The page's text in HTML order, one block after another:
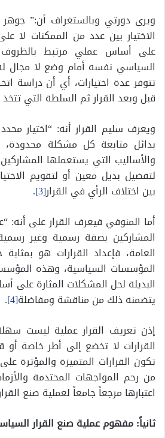
ويرى دورتي وبالستغراف أن:” جوهر
الاختيار بين عدد من الممكنات لا
على أساس عملي مرتبط بالظروف
السياسي نفسه أمام وضع لا مجال له
تتوفر عدة اختيارات، أي أن دراسة
قبل وبعد القرار ثم السلطة التي تتخذ
ويعرف سليم القرار أنه: “اختيار
بدائل متابعة كل مشكلة
والأساليب التي يستعملها
لتفضيل بديل معين أو لتقويم
بين اختلاف الرأي في القرار[3]
.
أما المنوفي فيعرف القرار على أنه:
المشاركين بصفة رسمية وغير
العامة، فإعداد القرارات هو
المؤسسات السياسية، وهذه
البديلة لحل المشكلات المثارة على
يتضمنه ذلك من مناقشة ومفاضلة[4]
.
إذن تعريف القرار عملية ليست
القرارات لا تخضع إلى أطر خاصة أو
تكون القرارات المتميزة والمؤثرة
من رحم المواجهات المحتدمة
اعتبارها مرجعاً جامعاً لعملية صنع
ثانياً: مفهوم عملية صنع القرار